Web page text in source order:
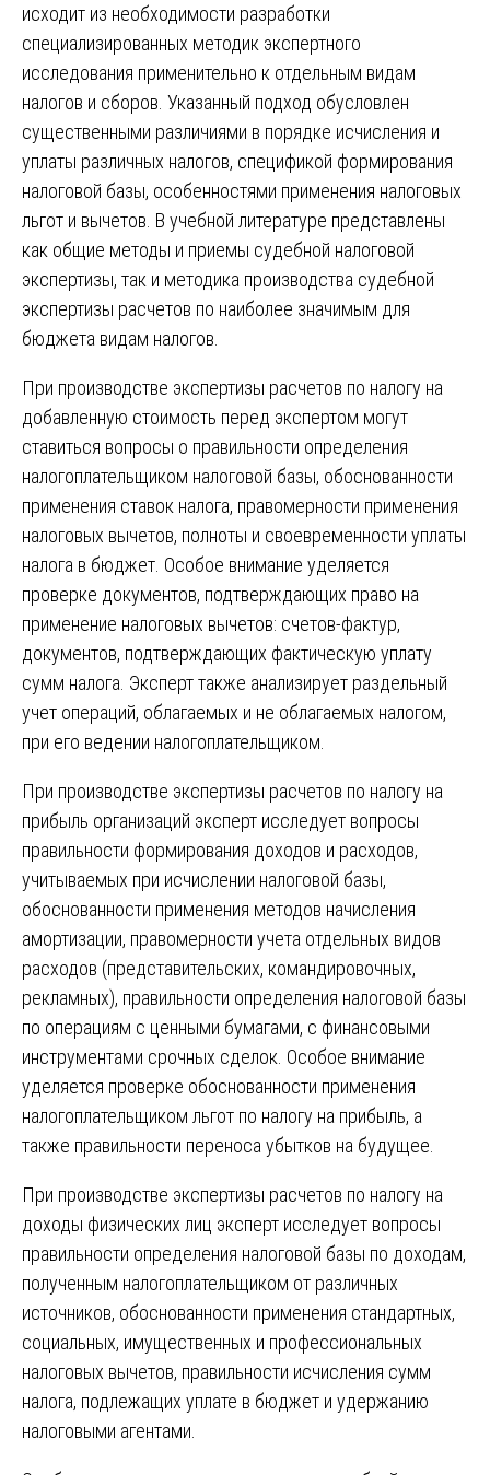
исходит из необходимости разработки
специализированных методик экспертного
исследования применительно к отдельным видам
налогов и сборов. Указанный подход обусловлен
существенными различиями в порядке исчисления и
уплаты различных налогов, спецификой формирования
налоговой базы, особенностями применения налоговых
льгот и вычетов. В учебной литературе представлены
как общие методы и приемы судебной налоговой
экспертизы, так и методика производства судебной
экспертизы расчетов по наиболее значимым для
бюджета видам налогов.
При производстве экспертизы расчетов по налогу на
добавленную стоимость перед экспертом могут
ставиться вопросы о правильности определения
налогоплательщиком налоговой базы, обоснованности
применения ставок налога, правомерности применения
налоговых вычетов, полноты и своевременности уплаты
налога в бюджет. Особое внимание уделяется
проверке документов, подтверждающих право на
применение налоговых вычетов: счетов-фактур,
документов, подтверждающих фактическую уплату
сумм налога. Эксперт также анализирует раздельный
учет операций, облагаемых и не облагаемых налогом,
при его ведении налогоплательщиком.
При производстве экспертизы расчетов по налогу на
прибыль организаций эксперт исследует вопросы
правильности формирования доходов и расходов,
учитываемых при исчислении налоговой базы,
обоснованности применения методов начисления
амортизации, правомерности учета отдельных видов
расходов (представительских, командировочных,
рекламных), правильности определения налоговой базы
по операциям с ценными бумагами, с финансовыми
инструментами срочных сделок. Особое внимание
уделяется проверке обоснованности применения
налогоплательщиком льгот по налогу на прибыль, а
также правильности переноса убытков на будущее.
При производстве экспертизы расчетов по налогу на
доходы физических лиц эксперт исследует вопросы
правильности определения налоговой базы по доходам,
полученным налогоплательщиком от различных
источников, обоснованности применения стандартных,
социальных, имущественных и профессиональных
налоговых вычетов, правильности исчисления сумм
налога, подлежащих уплате в бюджет и удержанию
налоговыми агентами.